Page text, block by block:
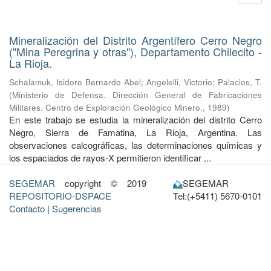
Mineralización del Distrito Argentífero Cerro Negro
("Mina Peregrina y otras"), Departamento Chilecito -
La Rioja.
Schalamuk, Isidoro Bernardo Abel; Angelelli, Victorio; Palacios, T.
(Ministerio de Defensa. Dirección General de Fabricaciones
Militares. Centro de Exploración Geológico Minero., 1989)
En este trabajo se estudia la mineralización del distrito Cerro
Negro, Sierra de Famatina, La Rioja, Argentina. Las
observaciones calcográficas, las determinaciones químicas y
los espaciados de rayos-X permitieron identificar ...
SEGEMAR copyright © 2019
REPOSITORIO-DSPACE
Contacto | Sugerencias
SEGEMAR
Tel:(+5411) 5670-0101